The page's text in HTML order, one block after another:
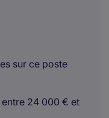
sur ce poste
24 000 € et